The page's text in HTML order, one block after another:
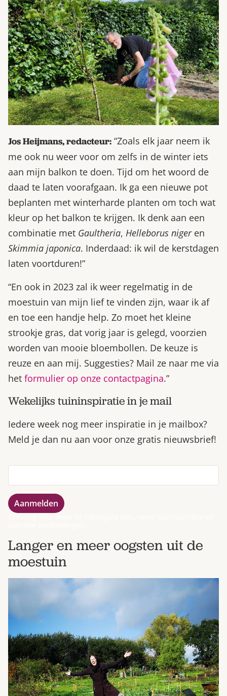
Jos Heijmans, redacteur: “Zoals elk jaar neem ik
me ook nu weer voor om zelfs in de winter iets
aan mijn balkon te doen. Tijd om het woord de
daad te laten voorafgaan. Ik ga een nieuwe pot
beplanten met winterharde planten om toch wat
kleur op het balkon te krijgen. Ik denk aan een
combinatie met Gaultheria, Helleborus nigeren
Skimmia japonica. Inderdaad: ik wil de kerstdagen
laten voortduren!”
“En ook in 2023 zal ik weer regelmatig in de
moestuin van mijn lief te vinden zijn, waar ik af
en toe een handje help. Zo moet het kleine
strookje gras, dat vorig jaar is gelegd, voorzien
worden van mooie bloembollen. De keuze is
reuze en aan mij. Suggesties? Mail ze naar me via
het formulier op onze contactpagina.”
Wekelijks tuininspiratie in je mail
Iedere week nog meer inspiratie in je mailbox?
Meld je dan nu aan voor onze gratis nieuwsbrief!
Langer en meer oogsten uit de
moestuin